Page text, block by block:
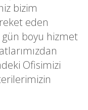
bizim
eden
gün boyu hizmet
Ofisimizi